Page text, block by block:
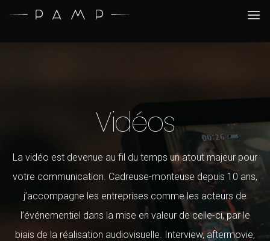
Vidéos
La vidéo est devenue au fil du temps un atout majeur pour
votre communication. Cadreuse-monteuse depuis 10 ans,
j’accompagne les entreprises comme les acteurs de
l’événementiel dans la mise en valeur de celle-ci, par le
biais de la réalisation audiovisuelle. Interview, aftermovie,